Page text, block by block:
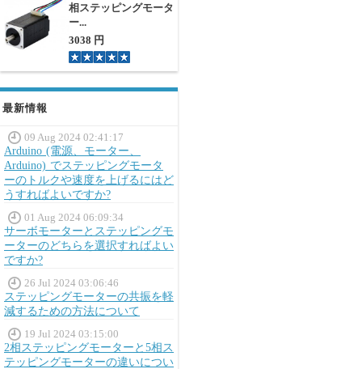
相ステッピングモータ
ー...
3038 円
最新情報
09 Aug 2024 02:41:17
Arduino (電源、モーター、
Arduino) でステッピングモータ
ーのトルクや速度を上げるにはど
うすればよいですか?
01 Aug 2024 06:09:34
サーボモーターとステッピングモ
ーターのどちらを選択すればよい
ですか?
26 Jul 2024 03:06:46
ステッピングモーターの共振を軽
減するための方法について
19 Jul 2024 03:15:00
2相ステッピングモーターと5相ス
テッピングモーターの違いについ